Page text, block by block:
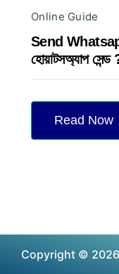
Online Guide
Send
হোয়াটসঅ্যাপ
Read Now
Copyright © 2026